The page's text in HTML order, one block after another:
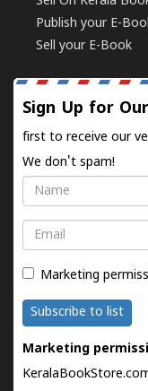
Publish your E-
Sell your E-Book
Sign Up for
first to receive our
We don't spam!
Name
Email
Marketing
Subscribe to list
Marketing